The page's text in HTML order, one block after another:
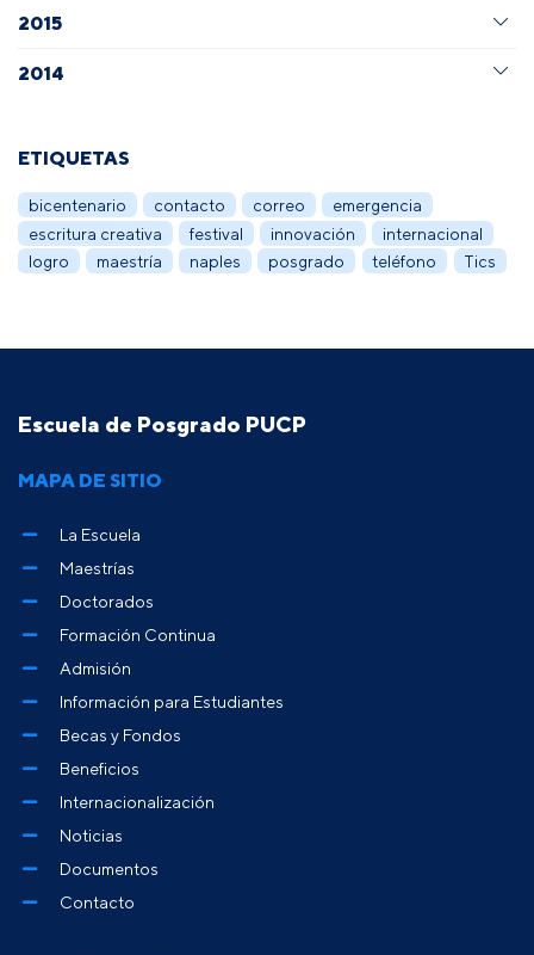
2015
2014
ETIQUETAS
bicentenario contacto correo
emergencia
escritura creativa
festival innovación
internacional
logro
maestría naples posgrado teléfono Tics
Escuela de Posgrado PUCP
MAPA DE SITIO
La Escuela
Maestrías
Doctorados
Formación Continua
Admisión
Información para Estudiantes
Becas y Fondos
Beneficios
Internacionalización
Noticias
Documentos
Contacto